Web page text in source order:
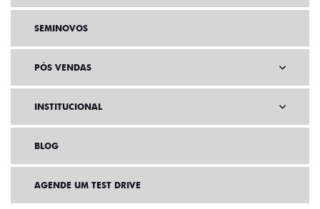
SEMINOVOS
PÓS VENDAS
INSTITUCIONAL
BLOG
AGENDE UM TEST DRIVE